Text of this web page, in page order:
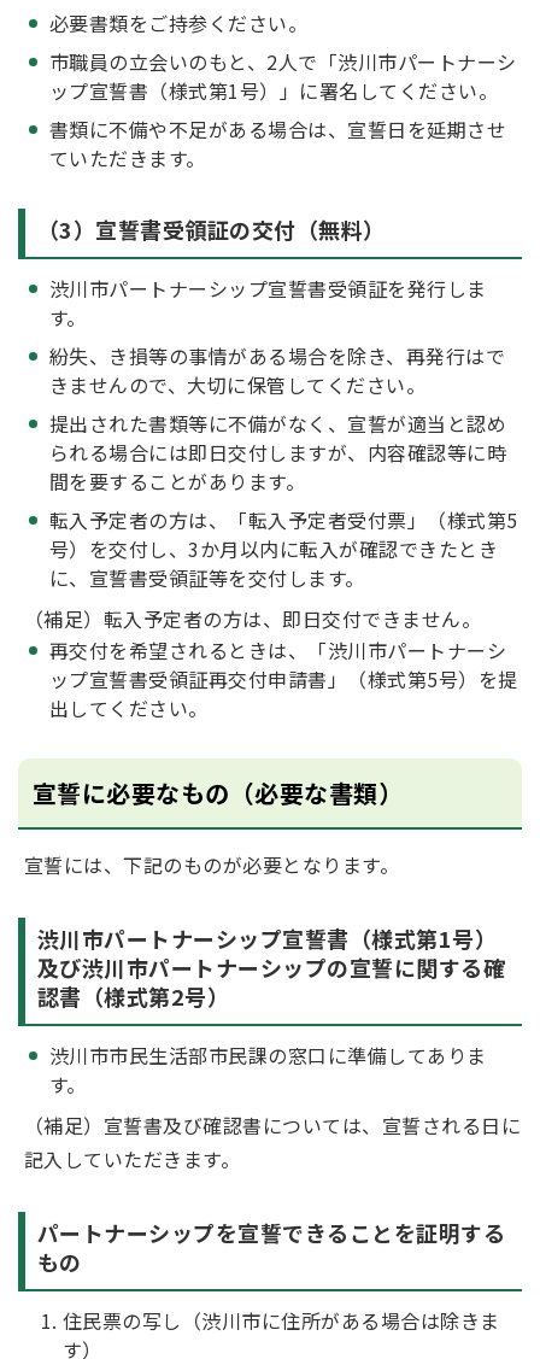
必要書類をご持参ください。
市職員の立会いのもと、2人で「渋川市パートナーシ
ップ宣誓書（様式第1号）」に署名してください。
書類に不備や不足がある場合は、宣誓日を延期させ
ていただきます。
（3）宣誓書受領証の交付（無料）
渋川市パートナーシップ宣誓書受領証を発行しま
す。
紛失、き損等の事情がある場合を除き、再発行はで
きませんので、大切に保管してください。
提出された書類等に不備がなく、宣誓が適当と認め
られる場合には即日交付しますが、内容確認等に時
間を要することがあります。
転入予定者の方は、「転入予定者受付票」（様式第5
号）を交付し、3か月以内に転入が確認できたとき
に、宣誓書受領証等を交付します。
（補足）転入予定者の方は、即日交付できません。
再交付を希望されるときは、「渋川市パートナーシ
ップ宣誓書受領証再交付申請書」（様式第5号）を提
出してください。
宣誓に必要なもの（必要な書類）
宣誓には、下記のものが必要となります。
渋川市パートナーシップ宣誓書（様式第1号）
及び渋川市パートナーシップの宣誓に関する確
認書（様式第2号）
渋川市市民生活部市民課の窓口に準備してありま
す。
（補足）宣誓書及び確認書については、宣誓される日に
記入していただきます。
パートナーシップを宣誓できることを証明する
もの
住民票の写し（渋川市に住所がある場合は除きま
す）